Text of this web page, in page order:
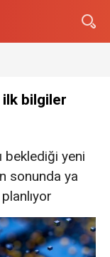
bilgiler
beklediği yeni
sonunda ya